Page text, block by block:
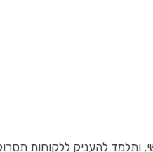
ותלמד להעניק ללקוחות